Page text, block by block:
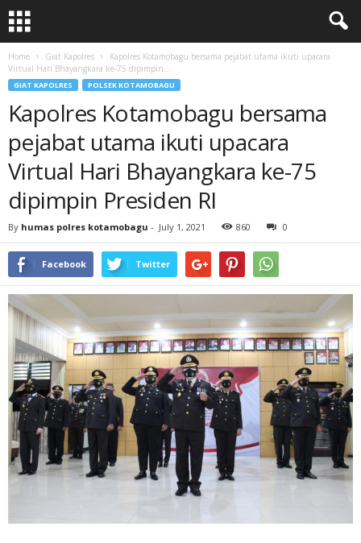
Home Giat Kapolres
Kapolres Kotamobagu bersama pejabat utama ikuti upacara
Virtual Hari Bhayangkara ke-75 dipimpin...
GIAT KAPOLRES POLSEK KOTAMOBAGU
Kapolres Kotamobagu bersama
pejabat utama ikuti upacara
Virtual Hari Bhayangkara ke-75
dipimpin Presiden RI
By humas polres kotamobagu - July 1, 2021 860 0
Facebook Twitter